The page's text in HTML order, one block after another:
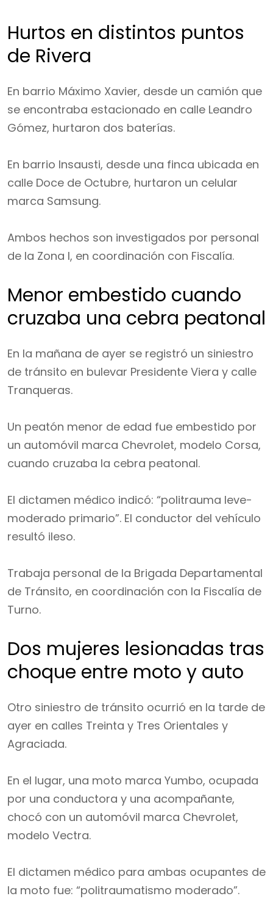
Hurtos en distintos puntos
de Rivera
En barrio Máximo Xavier, desde un camión que
se encontraba estacionado en calle Leandro
Gómez, hurtaron dos baterías.
En barrio Insausti, desde una finca ubicada en
calle Doce de Octubre, hurtaron un celular
marca Samsung.
Ambos hechos son investigados por personal
de la Zona I, en coordinación con Fiscalía.
Menor embestido cuando
cruzaba una cebra peatonal
En la mañana de ayer se registró un siniestro
de tránsito en bulevar Presidente Viera y calle
Tranqueras.
Un peatón menor de edad fue embestido por
un automóvil marca Chevrolet, modelo Corsa,
cuando cruzaba la cebra peatonal.
El dictamen médico indicó: “politrauma leve-
moderado primario”. El conductor del vehículo
resultó ileso.
Trabaja personal de la Brigada Departamental
de Tránsito, en coordinación con la Fiscalía de
Turno.
Dos mujeres lesionadas tras
choque entre moto y auto
Otro siniestro de tránsito ocurrió en la tarde de
ayer en calles Treinta y Tres Orientales y
Agraciada.
En el lugar, una moto marca Yumbo, ocupada
por una conductora y una acompañante,
chocó con un automóvil marca Chevrolet,
modelo Vectra.
El dictamen médico para ambas ocupantes de
la moto fue: “politraumatismo moderado”.